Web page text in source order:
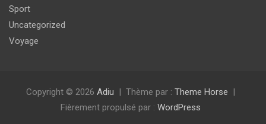
Sport
Uncategorized
Voyage
Copyright © 2026 Adiu Thème par : Theme Horse
Fièrement propulsé par : WordPress